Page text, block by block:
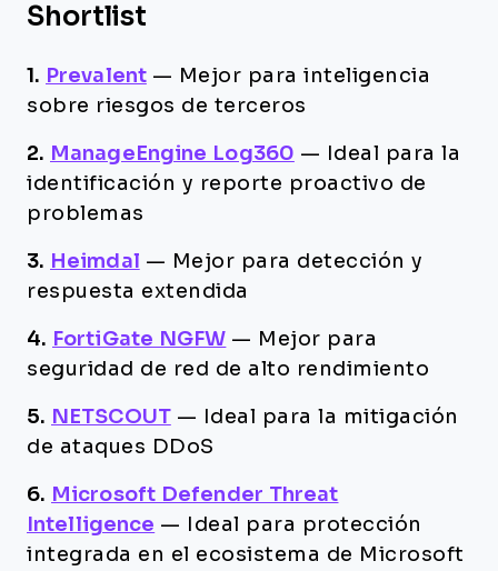
Shortlist
1. Prevalent — Mejor para inteligencia
sobre riesgos de terceros
2. ManageEngine Log360 —
Ideal para la
identificación y reporte proactivo de
problemas
3. Heimdal — Mejor para detección y
respuesta extendida
4. FortiGate NGFW — Mejor para
seguridad de red de alto rendimiento
5. NETSCOUT —
Ideal para la mitigación
de ataques DDoS
6. Microsoft Defender Threat
Intelligence —
Ideal para protección
integrada en el ecosistema de Microsoft